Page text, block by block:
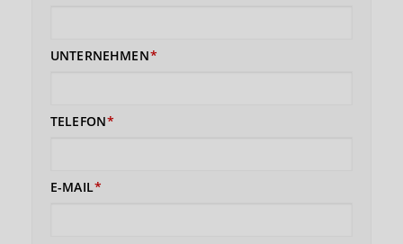
UNTERNEHMEN
TELEFON
E-MAIL